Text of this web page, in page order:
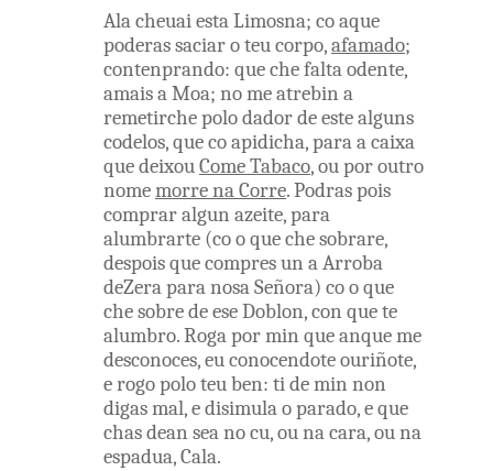
AlacheuaiestaLimosna; co aque
poderassaciaroteucorpo,afamado;
contenprando: quechefaltaodente,
amaisaMoa; nomeatrebin a
remetirchepolodadorde estealguns
codelos,queco apidicha,paraacaixa
quedeixouCome Tabaco,ouporoutro
nomemorre na Corre.Podraspois
compraralgun azeite,para
alumbrarte (co oquechesobrare,
despoisquecompresun aArroba
deZeraparanosaSeñora) co oque
chesobrede eseDoblon,con quete
alumbro.Rogapormin queanqueme
desconoces,euconocendoteouriñote,
erogopoloteuben: tidemin non
digasmal,edisimulaoparado,eque
chasdean seanocu,ounacara,ouna
espadua,Cala.